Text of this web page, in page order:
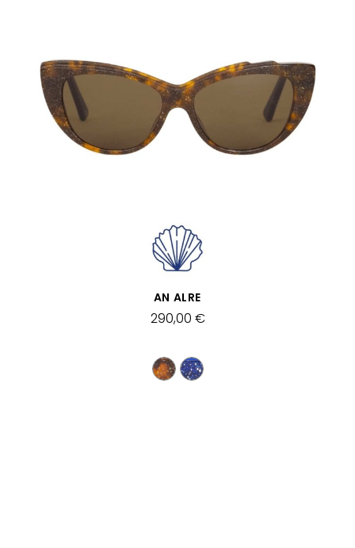
SCHNELLANSICHT
AN ALRE
290,00 €